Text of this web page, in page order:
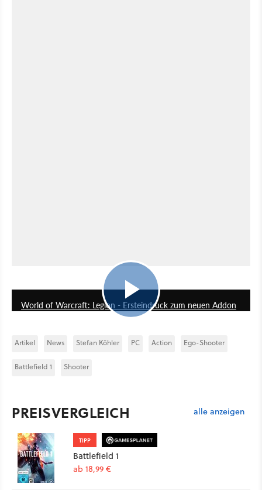
World of Warcraft: Legion - Ersteindruck zum neuen Addon
Artikel News Stefan Köhler PC Action Ego-Shooter
Battlefield 1 Shooter
PREISVERGLEICH alle anzeigen
TIPP
Battlefield 1
ab 18,99 €